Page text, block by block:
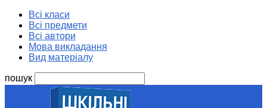
Всі класи
Всі предмети
Всі автори
Мова викладання
Вид матеріалу
пошук